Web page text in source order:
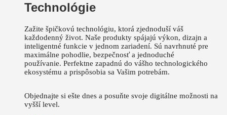
Technológie
Zažite špičkovú technológiu, ktorá zjednoduší váš
každodenný život. Naše produkty spájajú výkon, dizajn a
inteligentné funkcie v jednom zariadení. Sú navrhnuté pre
maximálne pohodlie, bezpečnosť a jednoduché
používanie. Perfektne zapadnú do vášho technologického
ekosystému a prispôsobia sa Vašim potrebám.
Objednajte si ešte dnes a posuňte svoje digitálne možnosti na
vyšší level.